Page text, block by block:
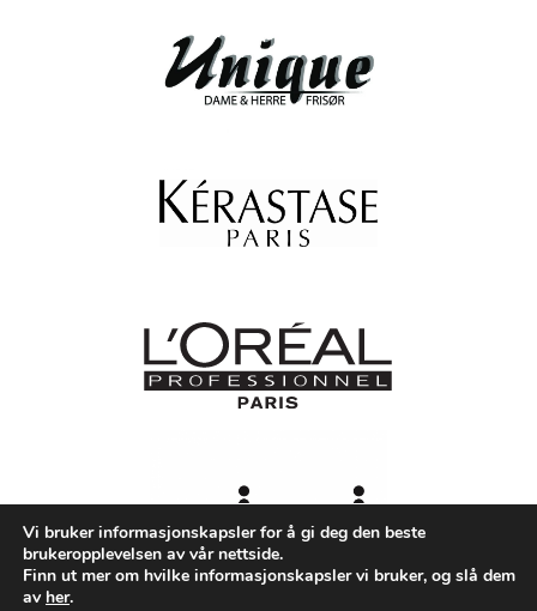
Vi bruker informasjonskapsler for å gi deg den beste
brukeropplevelsen av vår nettside.
Finn ut mer om hvilke informasjonskapsler vi bruker, og slå dem
av her.